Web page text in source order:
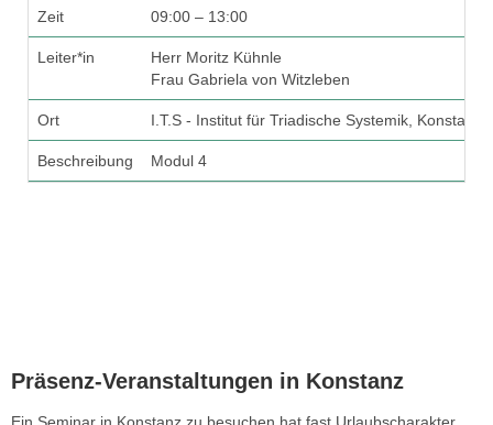
Zeit 09:00 – 13:00
Leiter*in
Herr Moritz Kühnle
Frau Gabriela von Witzleben
Ort I.T.S - Institut für Triadische Systemik, Konstanz
Beschreibung Modul 4
Präsenz-Veranstaltungen in Konstanz​